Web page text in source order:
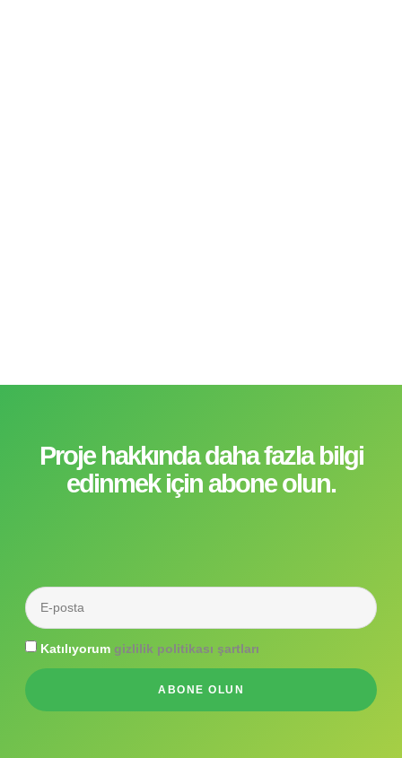
Proje hakkında daha fazla bilgi
edinmek için abone olun.
Katılıyorum gizlilik politikası şartları
ABONE OLUN